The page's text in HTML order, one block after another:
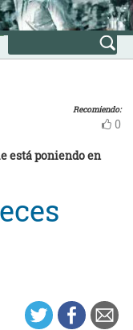
Recomiendo:
0
está poniendo en